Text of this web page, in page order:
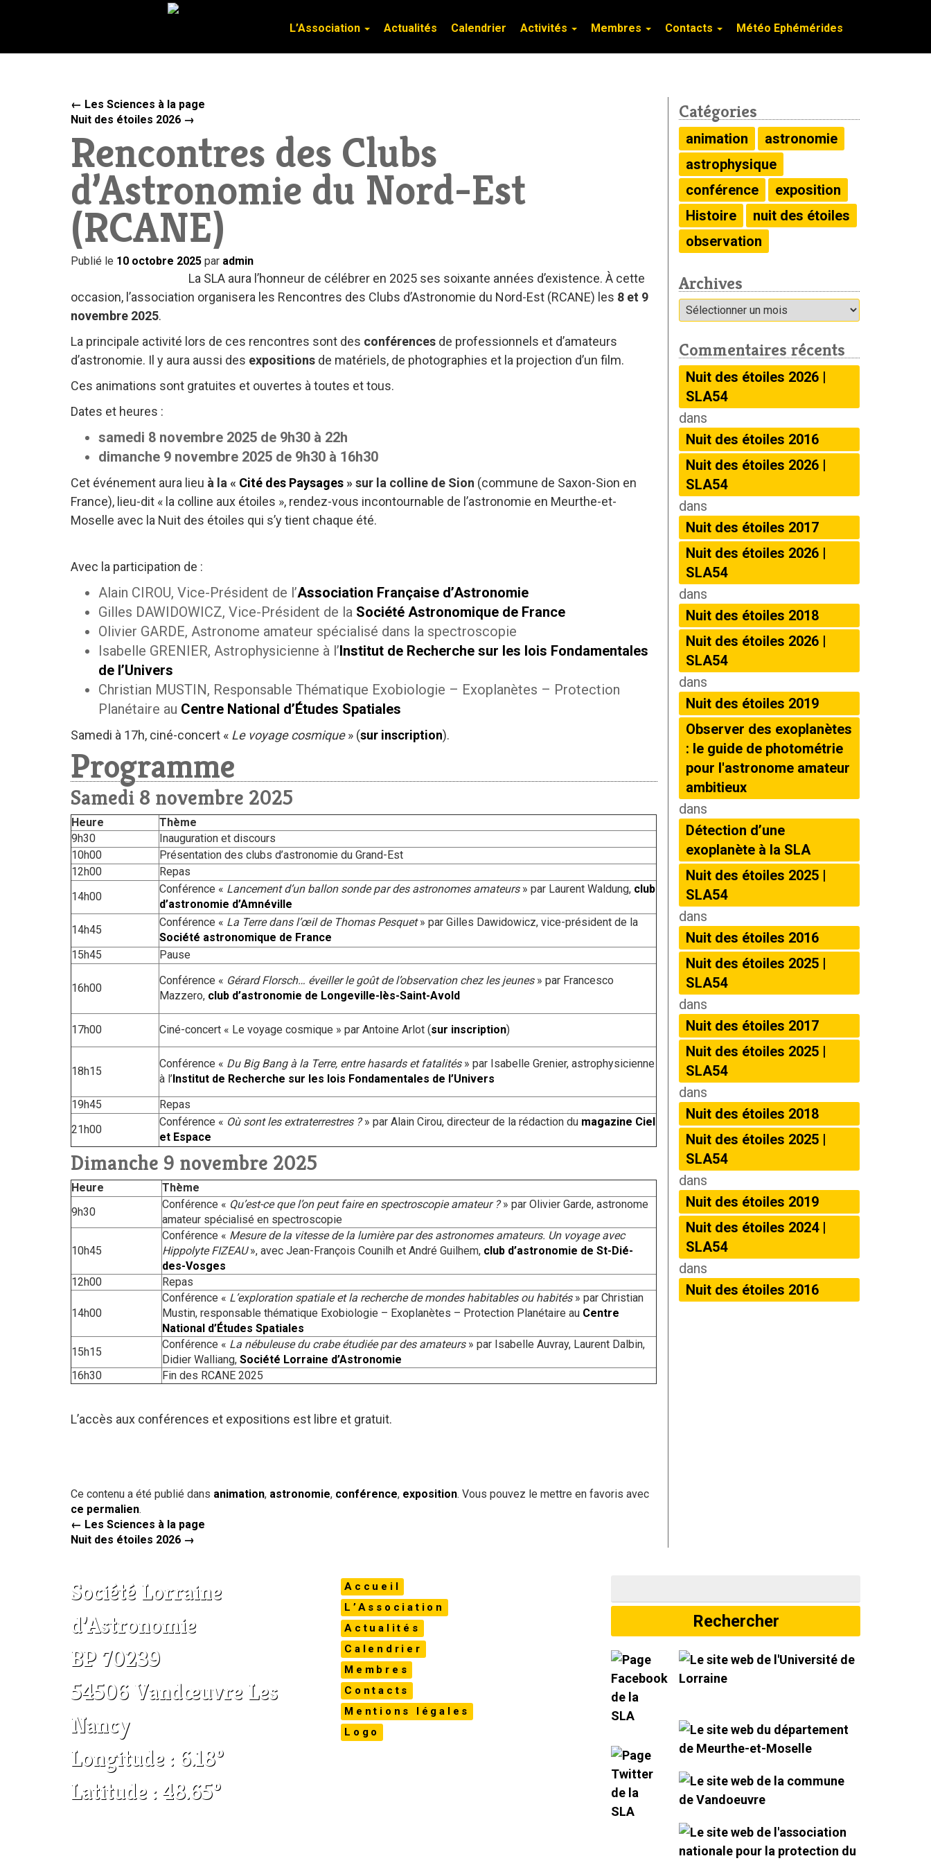
L’Association Actualités Calendrier Activités Membres Contacts Météo Ephémérides
L’Association Actualités Calendrier Activités Membres Contacts Météo Ephémérides
← Les Sciences à la page
Nuit des étoiles 2026 →
Rencontres des Clubs
d’Astronomie du Nord-Est
(RCANE)
Publié le 10 octobre 2025 par admin
La SLA aura l’honneur de célébrer en 2025 ses soixante années d’existence. À cette
occasion, l’association organisera les Rencontres des Clubs d’Astronomie du Nord-Est (RCANE) les 8 et 9
novembre 2025.
La principale activité lors de ces rencontres sont des conférences de professionnels et d’amateurs
d’astronomie. Il y aura aussi des expositions de matériels, de photographies et la projection d’un film.
Ces animations sont gratuites et ouvertes à toutes et tous.
Dates et heures :
samedi 8 novembre 2025 de 9h30 à 22h
dimanche 9 novembre 2025 de 9h30 à 16h30
Cet événement aura lieu à la « Cité des Paysages » sur la colline de Sion (commune de Saxon-Sion en
France), lieu-dit « la colline aux étoiles », rendez-vous incontournable de l’astronomie en Meurthe-et-
Moselle avec la Nuit des étoiles qui s’y tient chaque été.
Avec la participation de :
Alain CIROU, Vice-Président de l’Association Française d’Astronomie
Gilles DAWIDOWICZ, Vice-Président de la Société Astronomique de France
Olivier GARDE, Astronome amateur spécialisé dans la spectroscopie
Isabelle GRENIER, Astrophysicienne à l’Institut de Recherche sur les lois Fondamentales
de l’Univers
Christian MUSTIN, Responsable Thématique Exobiologie – Exoplanètes – Protection
Planétaire au Centre National d’Études Spatiales
Samedi à 17h, ciné-concert « Le voyage cosmique» (sur inscription).
Programme
Samedi 8 novembre 2025
Heure
Thème
9h30
Inauguration et discours
10h00
Présentation des clubs d’astronomie du Grand-Est
12h00
Repas
14h00
Conférence « Lancement d’un ballon sonde par des astronomes amateurs» par Laurent Waldung, club
d’astronomie d’Amnéville
14h45
Conférence « La Terre dans l’œil de Thomas Pesquet» par Gilles Dawidowicz, vice-président de la
Société astronomique de France
15h45
Pause
16h00
Conférence « Gérard Florsch… éveiller le goût de l’observation chez les jeunes» par Francesco
Mazzero, club d’astronomie de Longeville-lès-Saint-Avold
17h00 Ciné-concert « Le voyage cosmique » par Antoine Arlot (sur inscription)
18h15
Conférence « Du Big Bang à la Terre, entre hasards et fatalités » par Isabelle Grenier, astrophysicienne
à l’Institut de Recherche sur les lois Fondamentales de l’Univers
19h45
Repas
21h00
Conférence « Où sont les extraterrestres ?» par Alain Cirou, directeur de la rédaction du magazine Ciel
et Espace
Dimanche 9 novembre 2025
Heure
Thème
9h30
Conférence « Qu’est-ce que l’on peut faire en spectroscopie amateur ?» par Olivier Garde, astronome
amateur spécialisé en spectroscopie
10h45
Conférence « Mesure de la vitesse de la lumière par des astronomes amateurs. Un voyage avec
Hippolyte FIZEAU», avec Jean-François Counilh et André Guilhem, club d’astronomie de St-Dié-
des-Vosges
12h00
Repas
14h00
Conférence « L’exploration spatiale et la recherche de mondes habitables ou habités» par Christian
Mustin, responsable thématique Exobiologie – Exoplanètes – Protection Planétaire au Centre
National d’Études Spatiales
15h15
Conférence « La nébuleuse du crabe étudiée par des amateurs» par Isabelle Auvray, Laurent Dalbin,
Didier Walliang, Société Lorraine d’Astronomie
16h30
Fin des RCANE 2025
L’accès aux conférences et expositions est libre et gratuit.
Ce contenu a été publié dans animation, astronomie, conférence, exposition. Vous pouvez le mettre en favoris avec
ce permalien.
← Les Sciences à la page
Nuit des étoiles 2026 →
Catégories
animation
astronomie
astrophysique
conférence
exposition
Histoire
nuit des étoiles
observation
Archives
Archives
Commentaires récents
Nuit des étoiles 2026 |
SLA54
dans
Nuit des étoiles 2016
Nuit des étoiles 2026 |
SLA54
dans
Nuit des étoiles 2017
Nuit des étoiles 2026 |
SLA54
dans
Nuit des étoiles 2018
Nuit des étoiles 2026 |
SLA54
dans
Nuit des étoiles 2019
Observer des exoplanètes
: le guide de photométrie
pour l'astronome amateur
ambitieux
dans
Détection d’une
exoplanète à la SLA
Nuit des étoiles 2025 |
SLA54
dans
Nuit des étoiles 2016
Nuit des étoiles 2025 |
SLA54
dans
Nuit des étoiles 2017
Nuit des étoiles 2025 |
SLA54
dans
Nuit des étoiles 2018
Nuit des étoiles 2025 |
SLA54
dans
Nuit des étoiles 2019
Nuit des étoiles 2024 |
SLA54
dans
Nuit des étoiles 2016
Société Lorraine
d’Astronomie
BP 70239
54506 Vandœuvre Les
Nancy
Longitude : 6.18°
Latitude : 48.65°
Accueil
L’Association
Actualités
Calendrier
Membres
Contacts
Mentions légales
Logo